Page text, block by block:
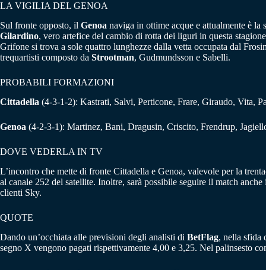
LA VIGILIA DEL GENOA
Sul fronte opposto, il Genoa naviga in ottime acque e attualmente è
Gilardino, vero artefice del cambio di rotta dei liguri in questa
Grifone si trova a sole quattro lunghezze dalla vetta occupata dal
trequartisti composto da Strootman, Gudmundsson e Sabelli.
PROBABILI FORMAZIONI
Cittadella (4-3-1-2): Kastrati, Salvi, Perticone, Frare, Giraudo, Vita,
Genoa (4-2-3-1): Martinez, Bani, Dragusin, Criscito, Frendrup,
DOVE VEDERLA IN TV
L’incontro che mette di fronte Cittadella e Genoa, valevole per la
al canale 252 del satellite. Inoltre, sarà possibile seguire il match
clienti Sky.
QUOTE
Dando un’occhiata alle previsioni degli analisti di BetFlag, nella sfida
segno X vengono pagati rispettivamente 4,00 e 3,25. Nel palinsesto